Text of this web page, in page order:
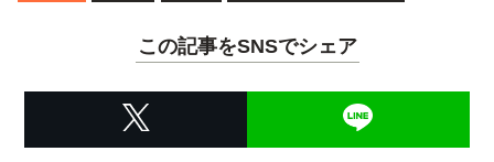
この記事をSNSでシェア